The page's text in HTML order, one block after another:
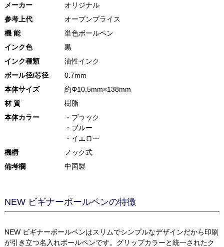
メーカー
オリジナル
参考上代
オープンプライス
機 能
単色ボールペン
インク色
黒
インク種類
油性インク
ボール径/芯径
0.7mm
本体サイズ
約Φ10.5mm×138mm
材 質
樹脂
本体カラー
・ブラック
・ブルー
・イエロー
機構
ノック式
備考欄
中国製
NEW ビギナーボールペンの特徴
NEW ビギナーボールペンはスリムでシンプルなデザインだから印刷
が引き立つ名入れボールペンです。グリップカラーと統一されたク